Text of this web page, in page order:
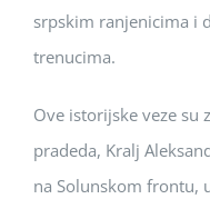
srpskim ranjenicima i
trenucima.
Ove istorijske veze su
pradeda, Kralj
na Solunskom frontu,